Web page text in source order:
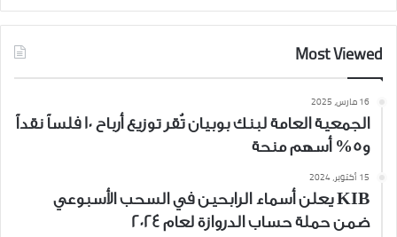
Most Viewed
16 مارس، 2025
الجمعية العامة لبنك بوبيان تُقر توزيع أرباح 10 فلساً نقداً
و5% أسهم منحة
15 أكتوبر، 2024
KIB يعلن أسماء الرابحين في السحب الأسبوعي
ضمن حملة حساب الدروازة لعام 2024